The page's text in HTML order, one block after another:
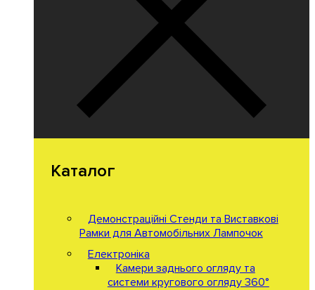
Каталог
Демонстраційні Стенди та Виставкові
Рамки для Автомобільних Лампочок
Електроніка
Камери заднього огляду та
системи кругового огляду 360°